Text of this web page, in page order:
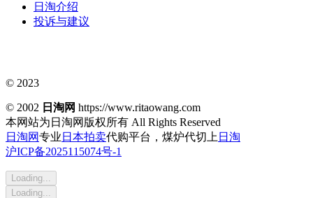
日淘介绍
投诉与建议
© 2023
© 2002 日淘网 https://www.ritaowang.com
本网站为日淘网版权所有 All Rights Reserved
日淘网专业 日本拍卖代购平台，煤炉代切上 日淘
沪ICP备2025115074号-1
Loading...
Loading...